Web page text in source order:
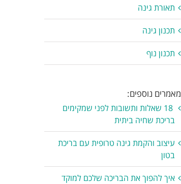
תאורת גינה
תכנון גינה
תכנון נוף
מאמרים נוספים:
18 שאלות ותשובות לפני שמקימים
בריכת שחיה ביתית
עיצוב והקמת גינה טרופית עם בריכת
בטון
איך להפוך את הבריכה שלכם למוקד